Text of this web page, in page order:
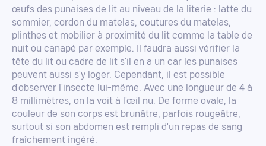
œufs des punaises de lit au niveau de la literie : latte du
sommier, cordon du matelas, coutures du matelas,
plinthes et mobilier à proximité du lit comme la table de
nuit ou canapé par exemple. Il faudra aussi vérifier la
tête du lit ou cadre de lit s'il en a un car les punaises
peuvent aussi s'y loger. Cependant, il est possible
d'observer l'insecte lui-même. Avec une longueur de 4 à
8 millimètres, on la voit à l'œil nu. De forme ovale, la
couleur de son corps est brunâtre, parfois rougeâtre,
surtout si son abdomen est rempli d'un repas de sang
fraîchement ingéré.